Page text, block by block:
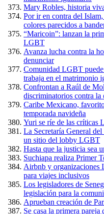
Mary Robles, historia
Por ir en contra del
colores parecidos a
“Maricoin”: lanzan la
LGBT
Avanza lucha contra la
denunciar
Comunidad LGBT
trabaja en el matrimonio
Confrontan a Raúl de
discriminatorios contra
Caribe Mexicano,
temporada navideña
Yuri se ríe de las críticas
La Secretaría General
un sitio del lobby LGBT
Hasta que la justicia sea
Suchiapa realiza Primer
Airbnb y organizaciones
para viajes inclusivos
Los legisladores de
legislación para la
Aprueban creación de
Se casa la primera